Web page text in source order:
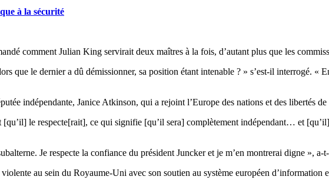
à la sécurité
comment Julian King servirait deux maîtres à la fois, d’autant plus que les
que le dernier a dû démissionner, sa position étant intenable ? » s’est-il interrogé. «
indépendante, Janice Atkinson, qui a rejoint l’Europe des nations et des libertés
le respecte[rait], ce qui signifie [qu’il sera] complètement indépendant… et
Je respecte la confiance du président Juncker et je m’en montrerai digne », a-
au sein du Royaume-Uni avec son soutien au système européen d’information